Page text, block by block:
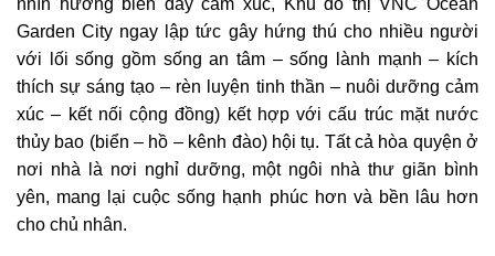
nhìn hướng biển đầy cảm xúc, Khu đô thị VNC Ocean
Garden City ngay lập tức gây hứng thú cho nhiều người
với lối sống gồm sống an tâm – sống lành mạnh – kích
thích sự sáng tạo – rèn luyện tinh thần – nuôi dưỡng cảm
xúc – kết nối cộng đồng) kết hợp với cấu trúc mặt nước
thủy bao (biển – hồ – kênh đào) hội tụ. Tất cả hòa quyện ở
nơi nhà là nơi nghỉ dưỡng, một ngôi nhà thư giãn bình
yên, mang lại cuộc sống hạnh phúc hơn và bền lâu hơn
cho chủ nhân.